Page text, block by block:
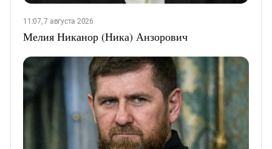
11:07, 7 августа 2026
Мелия Никанор (Ника) Анзорович